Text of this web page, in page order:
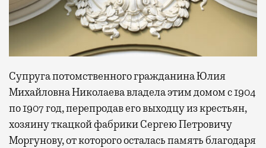
Супруга потомственного гражданина Юлия
Михайловна Николаева владела этим домом с 1904
по 1907 год, перепродав его выходцу из крестьян,
хозяину ткацкой фабрики Сергею Петровичу
Моргунову, от которого осталась память благодаря